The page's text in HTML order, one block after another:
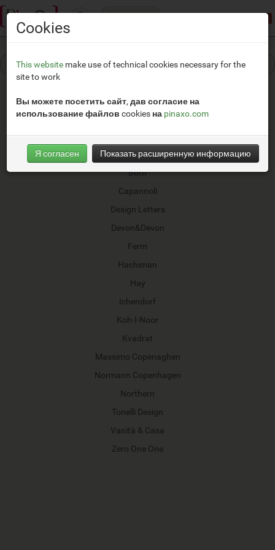
Категории
&tradition
Bitossi
Boffi
Capannoli
Design Letters
Devon&Devon
Ferm
Hachiman
Hay
Ichendorf
Koh-I-Noor
Kvadrat
Massimo Copenaghen
Normann Copenhagen
Northern
Tonelli Design
Vanità & Casa
Zero One One
Cookies
This website make use of technical cookies necessary for the
site to work
Вы можете посетить сайт, дав согласие на
использование файлов cookies на pinaxo.com
Я согласен Показать расширенную информацию